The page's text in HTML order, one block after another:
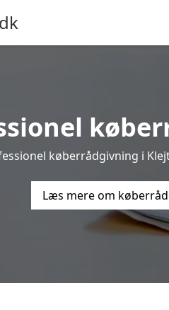
køberrådgivning i
Læs mere om